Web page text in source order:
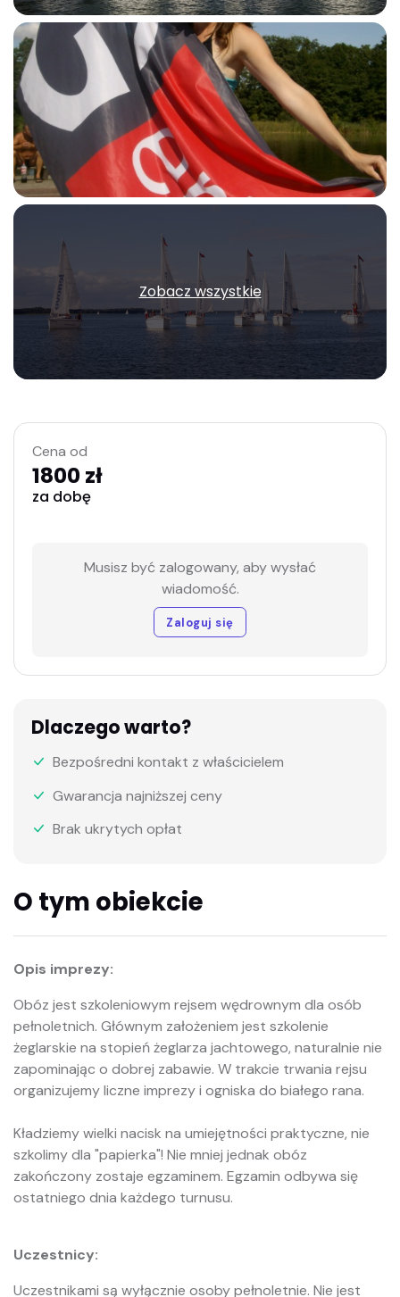
Zobacz wszystkie
O tym obiekcie
Opis imprezy:
Obóz jest szkoleniowym rejsem wędrownym dla osób
pełnoletnich. Głównym założeniem jest szkolenie
żeglarskie na stopień żeglarza jachtowego, naturalnie nie
zapominając o dobrej zabawie. W trakcie trwania rejsu
organizujemy liczne imprezy i ogniska do białego rana.
Kładziemy wielki nacisk na umiejętności praktyczne, nie
szkolimy dla "papierka"! Nie mniej jednak obóz
zakończony zostaje egzaminem. Egzamin odbywa się
ostatniego dnia każdego turnusu.
Uczestnicy:
Uczestnikami są wyłącznie osoby pełnoletnie. Nie jest
Cena od
1800 zł
za dobę
Musisz być zalogowany, aby wysłać
wiadomość.
Zaloguj się
Dlaczego warto?
Bezpośredni kontakt z właścicielem
Gwarancja najniższej ceny
Brak ukrytych opłat